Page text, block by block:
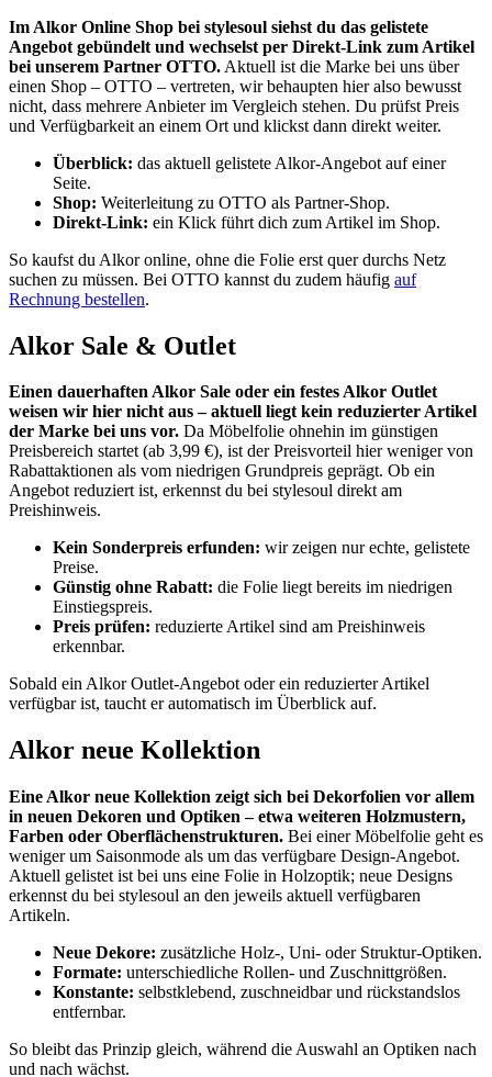
Im Alkor Online Shop bei stylesoul siehst du das gelistete
Angebot gebündelt und wechselst per Direkt-Link zum Artikel
bei unserem Partner OTTO. Aktuell ist die Marke bei uns über
einen Shop – OTTO – vertreten, wir behaupten hier also bewusst
nicht, dass mehrere Anbieter im Vergleich stehen. Du prüfst Preis
und Verfügbarkeit an einem Ort und klickst dann direkt weiter.
Überblick: das aktuell gelistete Alkor-Angebot auf einer
Seite.
Shop: Weiterleitung zu OTTO als Partner-Shop.
Direkt-Link: ein Klick führt dich zum Artikel im Shop.
So kaufst du Alkor online, ohne die Folie erst quer durchs Netz
suchen zu müssen. Bei OTTO kannst du zudem häufig auf
Rechnung bestellen.
Alkor Sale & Outlet
Einen dauerhaften Alkor Sale oder ein festes Alkor Outlet
weisen wir hier nicht aus – aktuell liegt kein reduzierter Artikel
der Marke bei uns vor. Da Möbelfolie ohnehin im günstigen
Preisbereich startet (ab 3,99 €), ist der Preisvorteil hier weniger von
Rabattaktionen als vom niedrigen Grundpreis geprägt. Ob ein
Angebot reduziert ist, erkennst du bei stylesoul direkt am
Preishinweis.
Kein Sonderpreis erfunden: wir zeigen nur echte, gelistete
Preise.
Günstig ohne Rabatt: die Folie liegt bereits im niedrigen
Einstiegspreis.
Preis prüfen: reduzierte Artikel sind am Preishinweis
erkennbar.
Sobald ein Alkor Outlet-Angebot oder ein reduzierter Artikel
verfügbar ist, taucht er automatisch im Überblick auf.
Alkor neue Kollektion
Eine Alkor neue Kollektion zeigt sich bei Dekorfolien vor allem
in neuen Dekoren und Optiken – etwa weiteren Holzmustern,
Farben oder Oberflächenstrukturen. Bei einer Möbelfolie geht es
weniger um Saisonmode als um das verfügbare Design-Angebot.
Aktuell gelistet ist bei uns eine Folie in Holzoptik; neue Designs
erkennst du bei stylesoul an den jeweils aktuell verfügbaren
Artikeln.
Neue Dekore: zusätzliche Holz-, Uni- oder Struktur-Optiken.
Formate: unterschiedliche Rollen- und Zuschnittgrößen.
Konstante: selbstklebend, zuschneidbar und rückstandslos
entfernbar.
So bleibt das Prinzip gleich, während die Auswahl an Optiken nach
und nach wächst.